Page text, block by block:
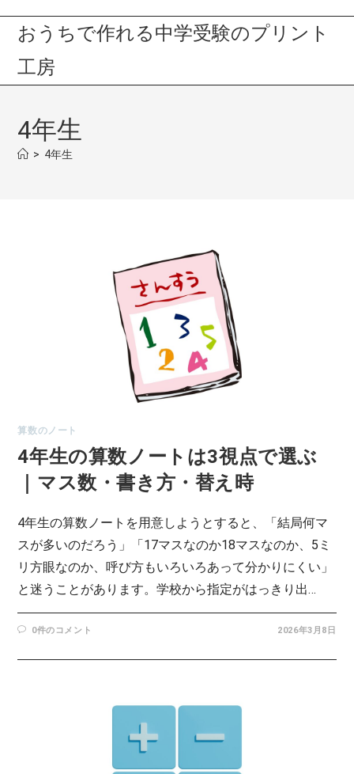
おうちで作れる中学受験のプリント
工房
4年生
> 4年生
算数のノート
4年生の算数ノートは3視点で選ぶ
｜マス数・書き方・替え時
4年生の算数ノートを用意しようとすると、「結局何マ
スが多いのだろう」「17マスなのか18マスなのか、5ミ
リ方眼なのか、呼び方もいろいろあって分かりにくい」
と迷うことがあります。学校から指定がはっきり出…
0件のコメント 2026年3月8日